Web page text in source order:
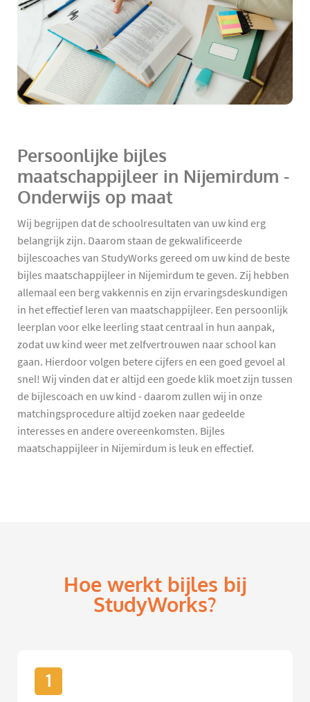
Persoonlijke bijles
maatschappijleer in Nijemirdum -
Onderwijs op maat
Wij begrijpen dat de schoolresultaten van uw kind erg
belangrijk zijn. Daarom staan de gekwalificeerde
bijlescoaches van StudyWorks gereed om uw kind de beste
bijles maatschappijleer in Nijemirdum te geven. Zij hebben
allemaal een berg vakkennis en zijn ervaringsdeskundigen
in het effectief leren van maatschappijleer. Een persoonlijk
leerplan voor elke leerling staat centraal in hun aanpak,
zodat uw kind weer met zelfvertrouwen naar school kan
gaan. Hierdoor volgen betere cijfers en een goed gevoel al
snel! Wij vinden dat er altijd een goede klik moet zijn tussen
de bijlescoach en uw kind - daarom zullen wij in onze
matchingsprocedure altijd zoeken naar gedeelde
interesses en andere overeenkomsten. Bijles
maatschappijleer in Nijemirdum is leuk en effectief.
Hoe werkt bijles bij
StudyWorks?
1